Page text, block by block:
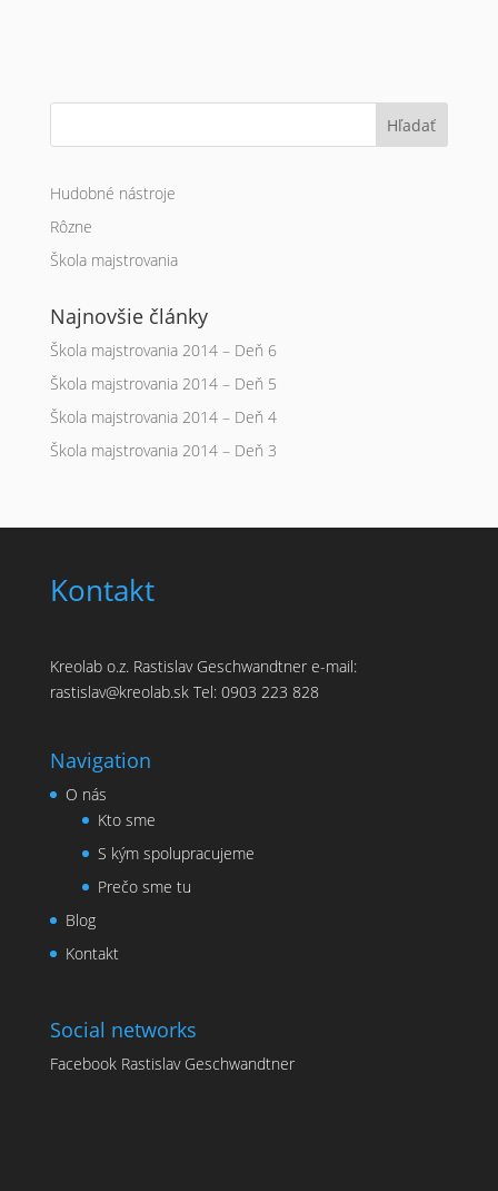
Hľadať
Hudobné nástroje
Rôzne
Škola majstrovania
Najnovšie články
Škola majstrovania 2014 – Deň 6
Škola majstrovania 2014 – Deň 5
Škola majstrovania 2014 – Deň 4
Škola majstrovania 2014 – Deň 3
Kontakt
Kreolab o.z. Rastislav Geschwandtner e-mail:
rastislav@kreolab.sk Tel: 0903 223 828
Navigation
O nás
Kto sme
S kým spolupracujeme
Prečo sme tu
Blog
Kontakt
Social networks
Facebook Rastislav Geschwandtner